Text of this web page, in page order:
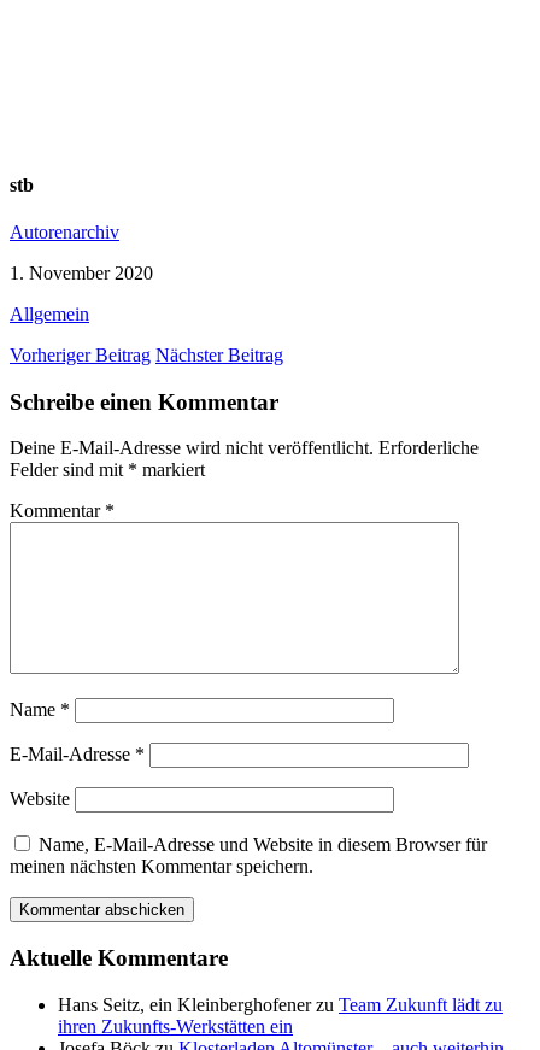
stb
Autorenarchiv
1. November 2020
Allgemein
Vorheriger Beitrag Nächster Beitrag
Schreibe einen Kommentar
Deine E-Mail-Adresse wird nicht veröffentlicht. Erforderliche
Felder sind mit * markiert
Kommentar *
Name *
E-Mail-Adresse *
Website
Name, E-Mail-Adresse und Website in diesem Browser für
meinen nächsten Kommentar speichern.
Aktuelle Kommentare
Hans Seitz, ein Kleinberghofenerzu Team Zukunft lädt zu
ihren Zukunfts-Werkstätten ein